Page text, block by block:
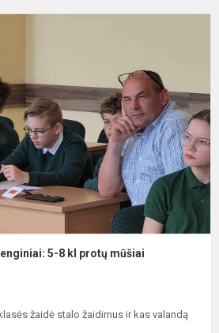
5-8 kl protų mūšiai
žaidė stalo žaidimus ir kas valandą